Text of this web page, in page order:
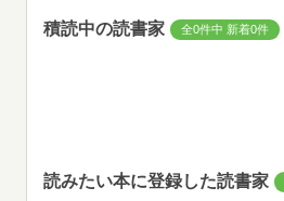
積読中の読書家 全0件中 新着0件
読みたい本に登録した読書家